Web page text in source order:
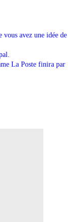
vous avez une idée de
La Poste finira par